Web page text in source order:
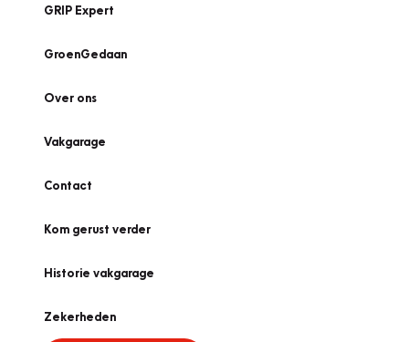
GRIP Expert
GroenGedaan
Over ons
Vakgarage
Contact
Kom gerust verder
Historie vakgarage
Zekerheden